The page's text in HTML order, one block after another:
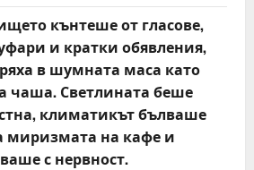
кънтеше от гласове,
и кратки обявления,
в шумната маса като
чаша. Светлината беше
климатикът бълваше
миризмата на кафе и
с нервност.